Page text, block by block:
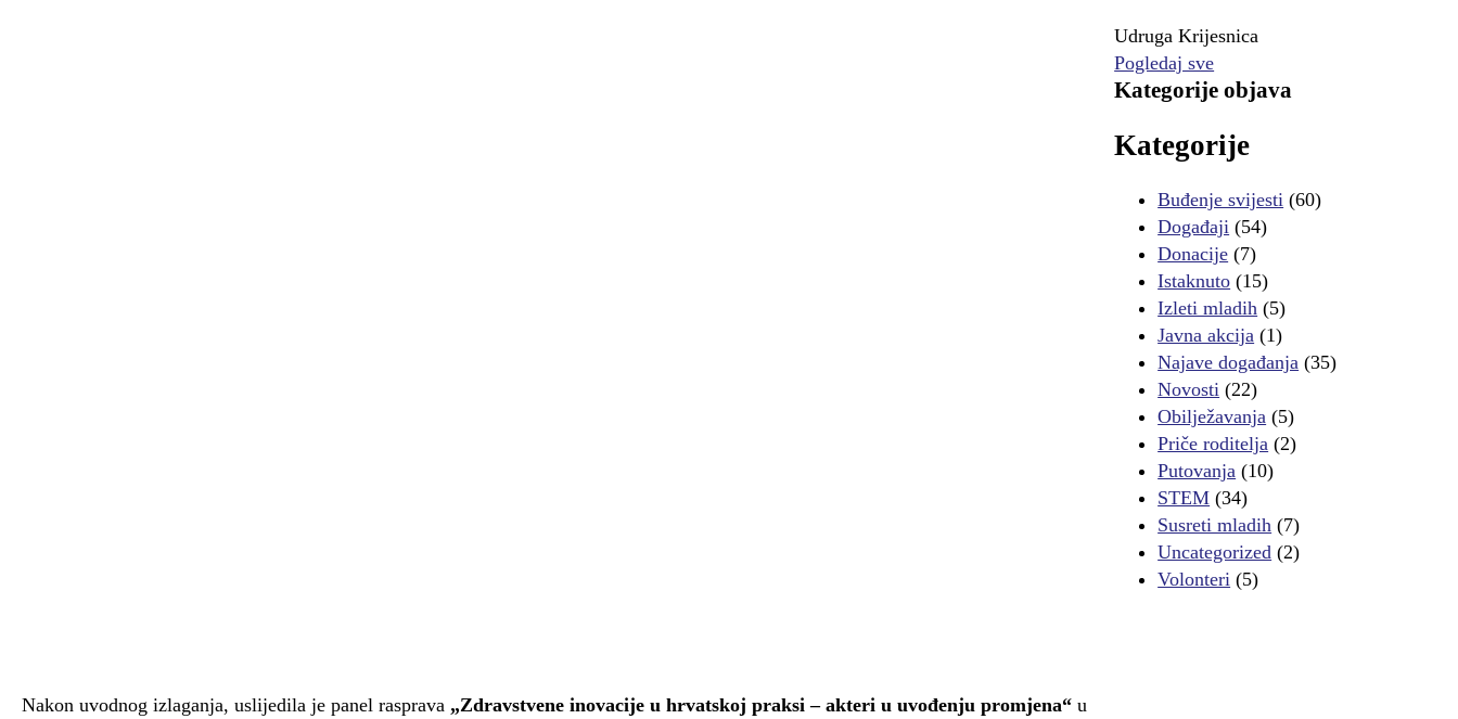
Nakon uvodnog izlaganja, uslijedila je panel rasprava „Zdravstvene inovacije u hrvatskoj praksi – akteri u uvođenju promjena“ u
Udruga Krijesnica
Pogledaj sve
Kategorije objava
Kategorije
Buđenje svijesti (60)
Događaji (54)
Donacije (7)
Istaknuto (15)
Izleti mladih (5)
Javna akcija (1)
Najave događanja (35)
Novosti (22)
Obilježavanja (5)
Priče roditelja (2)
Putovanja (10)
STEM (34)
Susreti mladih (7)
Uncategorized (2)
Volonteri (5)